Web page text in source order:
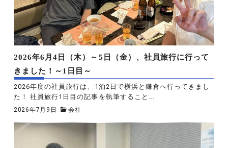
2026年6月4日（木）～5日（金）、社員旅行に行って
きました！～1日目～
2026年度の社員旅行は、1泊2日で横浜と鎌倉へ行ってきまし
た！ 社員旅行1日目の記事を執筆すること...
2026年7月9日 会社